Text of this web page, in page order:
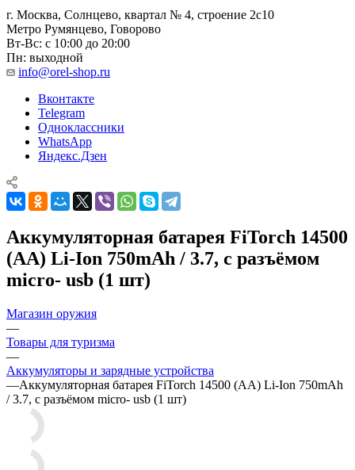
г. Москва, Солнцево, квартал № 4, строение 2с10
Метро Румянцево, Говорово
Вт-Вс: с 10:00 до 20:00
Пн: выходной
info@orel-shop.ru
Вконтакте
Telegram
Одноклассники
WhatsApp
Яндекс.Дзен
Аккумуляторная батарея FiTorch 14500
(AA) Li-Ion 750mAh / 3.7, с разъёмом
micro- usb (1 шт)
Магазин оружия
—
Товары для туризма
—
Аккумуляторы и зарядные устройства
—Аккумуляторная батарея FiTorch 14500 (AA) Li-Ion 750mAh
/ 3.7, с разъёмом micro- usb (1 шт)